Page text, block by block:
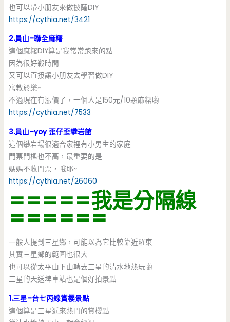
也可以帶小朋友來做披薩DIY
https://cythia.net/3421
2.員山–聯全麻糬
這個麻糬DIY算是我常常跑來的點
因為很好殺時間
又可以直接讓小朋友去學習做DIY
寓教於樂~
不過現在有漲價了，一個人是150元/10顆麻糬喲
https://cythia.net/7533
3.員山–yoy 歪仔歪攀岩館
這個攀岩場很適合家裡有小男生的家庭
門票門檻也不高，最重要的是
媽媽不收門票，哦耶~
https://cythia.net/26060
=====我是分隔線
======
一般人提到三星鄉，可能以為它比較靠近羅東
其實三星鄉的範圍也很大
也可以從太平山下山轉去三星的清水地熱玩喲
三星的天送埤車站也是個好拍景點
1.三星–台七丙線賞櫻景點
這個算是三星近來熱門的賞櫻點